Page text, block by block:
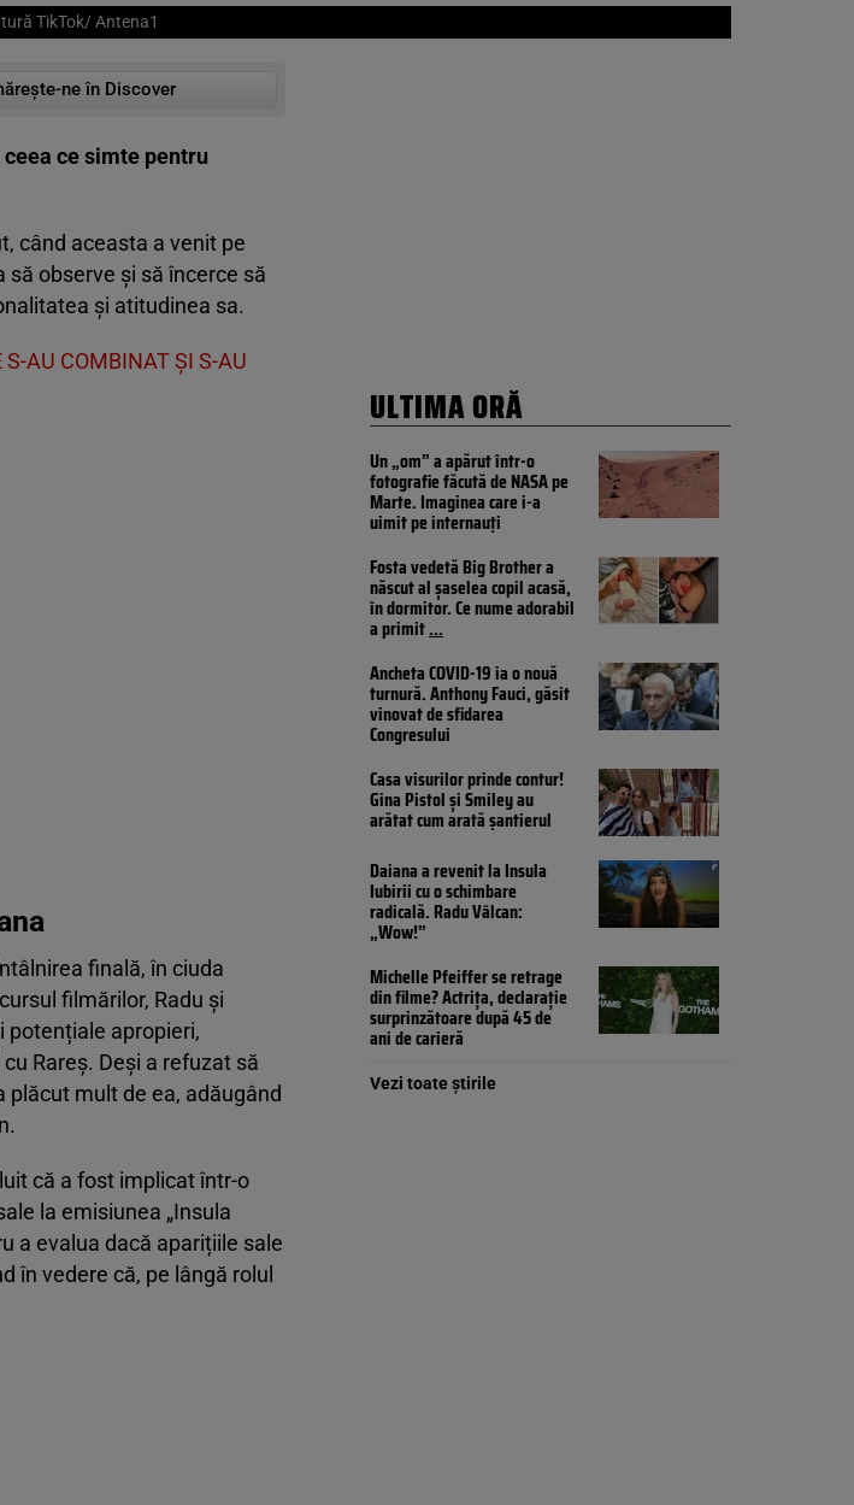
TikTok/ Antena1
ne în Discover
ce simte pentru
când aceasta a venit pe
să observe și să încerce să
și atitudinea sa.
AU COMBINAT ŞI S-AU
finală, în ciuda
filmărilor, Radu și
potențiale apropieri,
Rareș. Deși a refuzat să
plăcut mult de ea, adăugând
că a fost implicat într-o
la emisiunea „Insula
a evalua dacă aparițiile sale
în vedere că, pe lângă rolul
ULTIMA ORĂ
Un „om” a apărut într-o
fotografie făcută de NASA pe
Marte. Imaginea care i-a
uimit pe internauți
Fosta vedetă Big Brother a
născut al șaselea copil acasă,
în dormitor. Ce nume adorabil
a primit...
Ancheta COVID-19 ia o nouă
turnură. Anthony Fauci, găsit
vinovat de sfidarea
Congresului
Casa visurilor prinde contur!
Gina Pistol și Smiley au
arătat cum arată șantierul
Daiana a revenit la Insula
Iubirii cu o schimbare
radicală. Radu Vâlcan:
„Wow!”
Michelle Pfeiffer se retrage
din filme? Actrița, declarație
surprinzătoare după 45 de
ani de carieră
Vezi toate știrile